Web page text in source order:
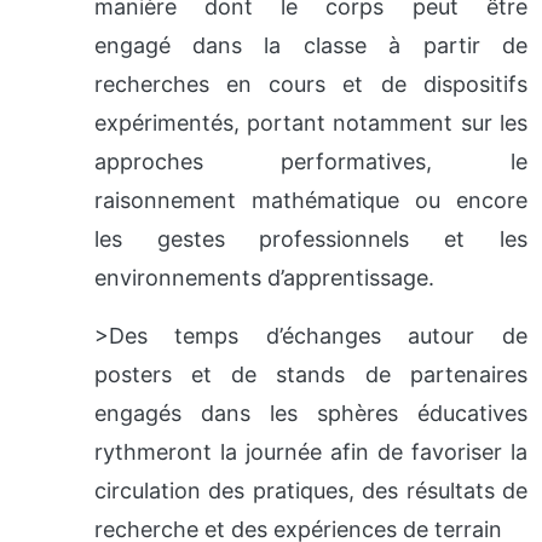
manière dont le corps peut être
engagé dans la classe à partir de
recherches en cours et de dispositifs
expérimentés, portant notamment sur les
approches performatives, le
raisonnement mathématique ou encore
les gestes professionnels et les
environnements d’apprentissage.
>Des temps d’échanges autour de
posters et de stands de partenaires
engagés dans les sphères éducatives
rythmeront la journée afin de favoriser la
circulation des pratiques, des résultats de
recherche et des expériences de terrain